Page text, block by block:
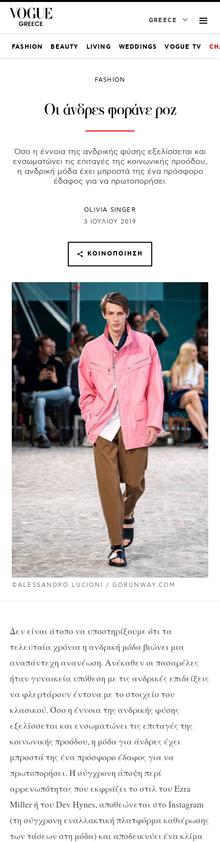
GREECE
FASHION BEAUTY LIVING WEDDINGS VOGUE TV
©ALESSANDRO LUCIONI / GORUNWAY.COM
FASHION
Οι άνδρες φοράνε ροζ
Όσο η έννοια της ανδρικής φύσης εξελίσσεται και
ενσωματώνει τις επιταγές της κοινωνικής προόδου,
η ανδρική μόδα έχει μπροστά της ένα πρόσφορο
έδαφος για να πρωτοπορήσει.
OLIVIA SINGER
3 ΙΟΥΛΊΟΥ 2019
ΚΟΙΝΟΠΟΊΗΣΗ
Δεν είναι άτοπο να υποστηρίξουμε ότι τα
τελευταία χρόνια η ανδρική μόδα βιώνει μια
αναπάντεχη ανανέωση. Ανέκαθεν οι πασαρέλες
ήταν γυναικεία υπόθεση με τις ανδρικές επιδείξεις
να φλερτάρουν έντονα με το στοιχείο του
κλασικού. Όσο η έννοια της ανδρικής φύσης
εξελίσσεται και ενσωματώνει τις επιταγές της
κοινωνικής προόδου, η μόδα για άνδρες έχει
μπροστά της ένα πρόσφορο έδαφος για να
πρωτοπορήσει. Η σύγχρονη άποψη περί
αρρενωπότητας που εκφράζει το στιλ του Ezra
Miller ή του Dev Hynes, αποθεώνεται στο Instagram
(τη σύγχρονη εναλλακτική πλατφόρμα καθιέρωσης
των τάσεων στη μόδα) και αποδεικνύει ένα κλίμα